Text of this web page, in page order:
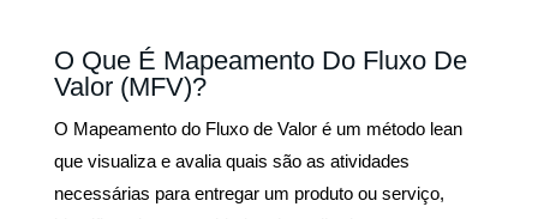
O Que É Mapeamento Do Fluxo De
Valor (MFV)?
O Mapeamento do Fluxo de Valor é um método lean
que visualiza e avalia quais são as atividades
necessárias para entregar um produto ou serviço,